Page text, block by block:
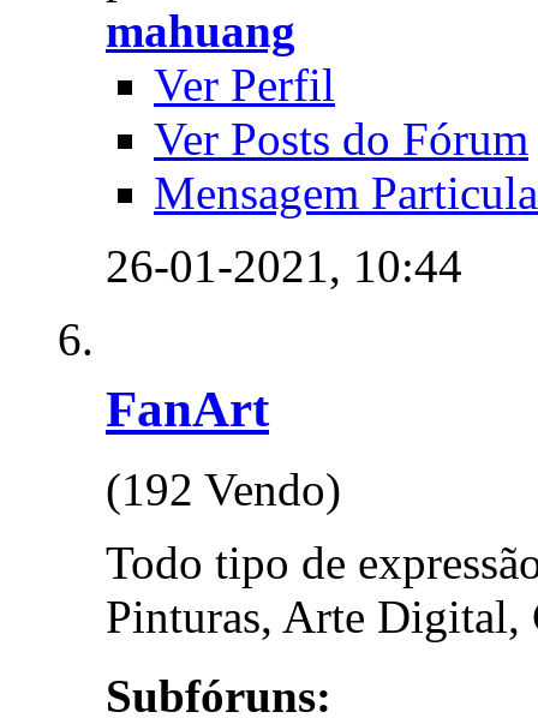
mahuang
Ver Perfil
Ver Posts do Fórum
Mensagem
26-01-2021, 10:44
FanArt
(192 Vendo)
Todo tipo de
Pinturas, Arte Digital,
Subfóruns: